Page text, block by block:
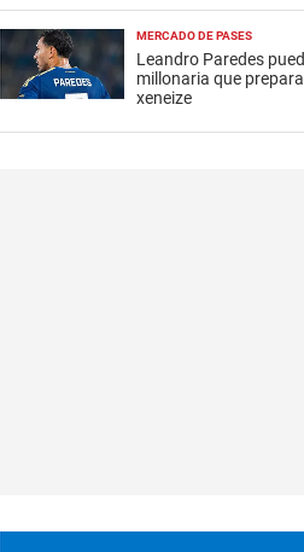
MERCADO DE PASES
Leandro Paredes
millonaria que
xeneize